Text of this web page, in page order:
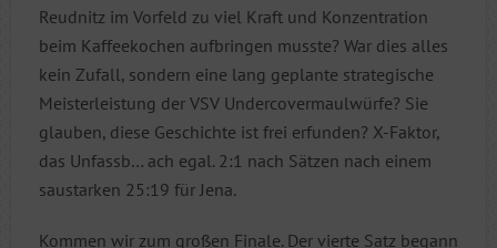
Reudnitz im Vorfeld zu viel Kraft und Konzentration
beim Kaffeekochen aufbringen musste? War dies alles
kein Zufall, sondern eine lang geplante strategische
Meisterleistung der VSV Undercovermaulwürfe? Sie
glauben, diese Geschichte ist frei erfunden? X-Faktor,
das Unfassb… ach egal. 2:1 nach Sätzen nach einem
saustarken 25:19 für Jena.
Kommen wir zum großen Finale. Der vierte Satz begann